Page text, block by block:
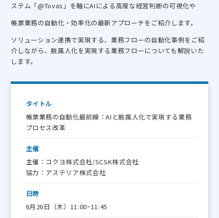
ステム「@Tovas」を軸にAIによる高度な経営判断の可視化や
帳票業務の自動化・効率化の最新アプローチをご紹介します。
ソリューション連携で実現する、業務フローの自動化事例をご紹
介しながら、脱属人化を実現する業務フローについても解説いた
します。
タイトル
帳票業務の自動化最前線：AIと脱属人化で実現する業務
プロセス改革
主催
主催：コクヨ株式会社/SCSK株式会社
協力：アステリア株式会社
日時
6月26日（木）11:00~11:45